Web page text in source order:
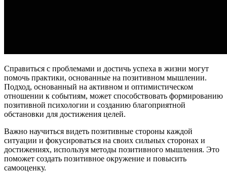
Справиться с проблемами и достичь успеха в жизни могут
помочь практики, основанные на позитивном мышлении.
Подход, основанный на активном и оптимистическом
отношении к событиям, может способствовать формированию
позитивной психологии и созданию благоприятной
обстановки для достижения целей.
Важно научиться видеть позитивные стороны каждой
ситуации и фокусироваться на своих сильных сторонах и
достижениях, используя методы позитивного мышления. Это
поможет создать позитивное окружение и повысить
самооценку.